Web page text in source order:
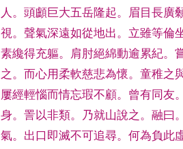
人 。頭顱巨大五岳隆起。
眉目長廣
視。聲氣深遠如從地出。 立雖等倫
素纔得充軀。 肩肘絕綿動逾累紀。
之。 而心用柔軟慈悲為懷。童稚之
屢經輕惱而情忘瑕不顧。 曾有同友
身。詈以非類。 乃就山說之。融曰
氣。 出口即滅不可追尋。何為負此